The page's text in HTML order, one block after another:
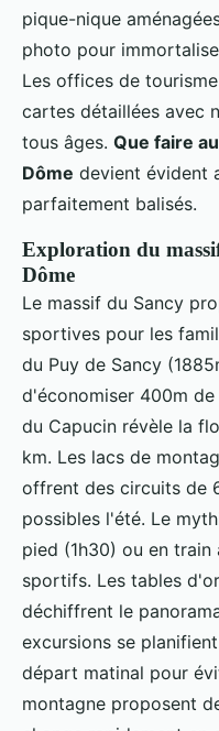
pique-nique
photo pour
Les offices de
cartes détaillées avec
tous âges. Que faire
Dôme devient évident
parfaitement balisés.
Exploration du
Dôme
Le massif du Sancy
sportives pour les
du Puy de Sancy
d'économiser 400m
du Capucin révèle la
km. Les lacs de
offrent des circuits de
possibles l'été. Le
pied (1h30) ou en
sportifs. Les tables
déchiffrent le
excursions se
départ matinal pour
montagne proposent